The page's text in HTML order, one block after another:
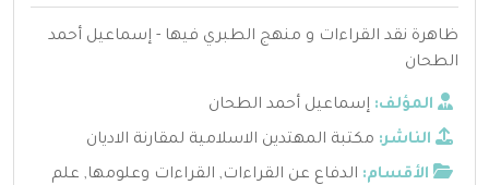
ظاهرة نقد القراءات و منهج الطبري فيها - إسماعيل أحمد
الطحان
المؤلف: إسماعيل أحمد الطحان
الناشر: مكتبة المهتدين الاسلامية لمقارنة الاديان
الأقسام: الدفاع عن القراءات, القراءات وعلومها, علم